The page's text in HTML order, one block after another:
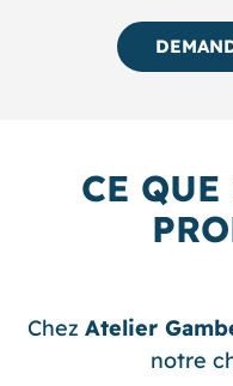
CE
Chez Atelier
notre